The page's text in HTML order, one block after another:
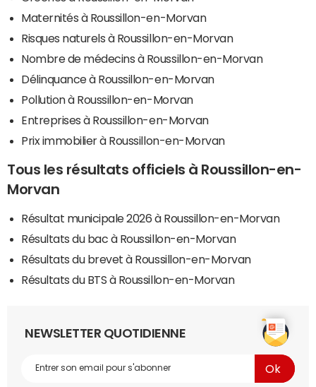
Maternités à Roussillon-en-Morvan
Risques naturels à Roussillon-en-Morvan
Nombre de médecins à Roussillon-en-Morvan
Délinquance à Roussillon-en-Morvan
Pollution à Roussillon-en-Morvan
Entreprises à Roussillon-en-Morvan
Prix immobilier à Roussillon-en-Morvan
Tous les résultats officiels à Roussillon-en-
Morvan
Résultat municipale 2026 à Roussillon-en-Morvan
Résultats du bac à Roussillon-en-Morvan
Résultats du brevet à Roussillon-en-Morvan
Résultats du BTS à Roussillon-en-Morvan
NEWSLETTER QUOTIDIENNE